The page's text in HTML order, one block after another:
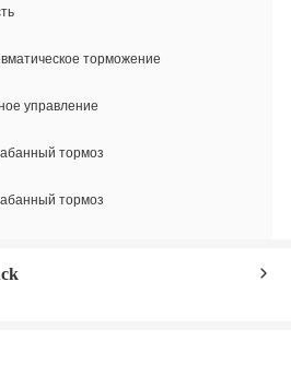
торможение
управление
тормоз
тормоз